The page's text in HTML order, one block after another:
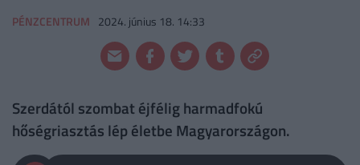
PÉNZCENTRUM 2024. június 18. 14:33
Szerdától szombat éjfélig harmadfokú
hőségriasztás lép életbe Magyarországon.